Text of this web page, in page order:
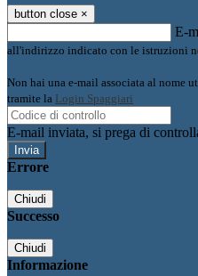
button close ×
E-
all'indirizzo indicato con le istruzioni
Non hai una e-mail associata al nome
tramite la Login Spaggiari
E-mail inviata, si prega di
Errore
Chiudi
Successo
Chiudi
Informazione